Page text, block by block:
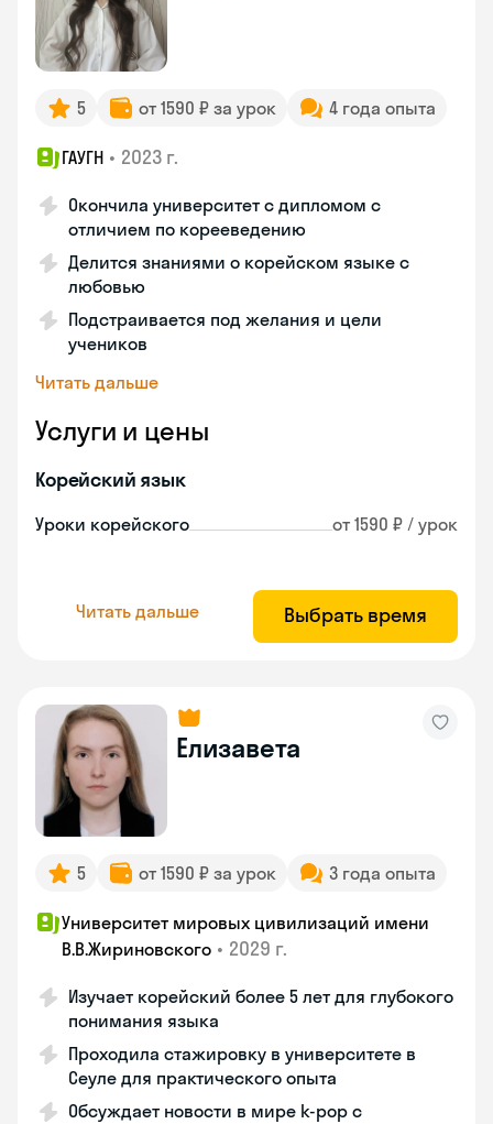
5 от 1590 ₽ за урок 4 года опыта
ГАУГН • 2023 г.
Окончила университет с дипломом с
отличием по корееведению
Делится знаниями о корейском языке с
любовью
Подстраивается под желания и цели
учеников
Читать дальше
Услуги и цены
Корейский язык
Уроки корейского от 1590 ₽ / урок
Читать дальше Выбрать время
Елизавета
5 от 1590 ₽ за урок 3 года опыта
Университет мировых цивилизаций имени
В.В.Жириновского • 2029 г.
Изучает корейский более 5 лет для глубокого
понимания языка
Проходила стажировку в университете в
Сеуле для практического опыта
Обсуждает новости в мире k-pop с